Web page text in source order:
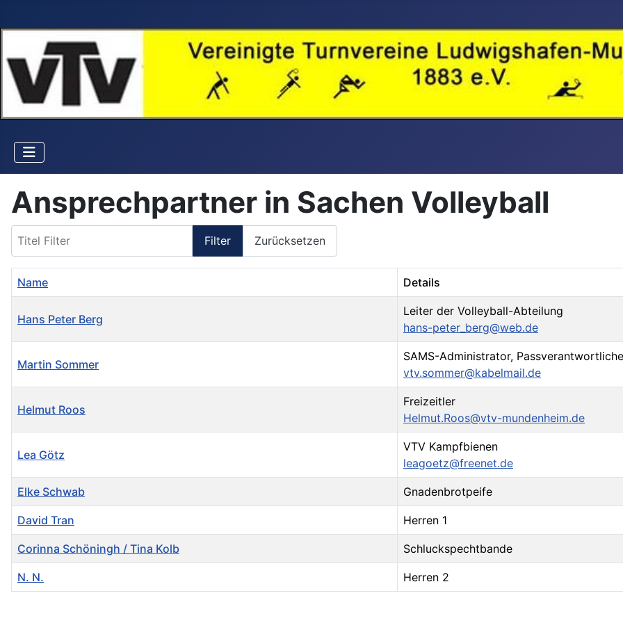
Ansprechpartner in Sachen Volleyball
Filter Zurücksetzen
Name Details
Hans Peter Berg
Leiter der Volleyball-Abteilung
hans-peter_berg@web.de
Martin Sommer
SAMS-Administrator,
vtv.sommer@kabelmail.de
Helmut Roos
Freizeitler
Helmut.Roos@vtv-mundenheim.de
Lea Götz
VTV Kampfbienen
leagoetz@freenet.de
Elke Schwab Gnadenbrotpeife
David Tran Herren 1
Corinna Schöningh / Tina Kolb Schluckspechtbande
N. N. Herren 2